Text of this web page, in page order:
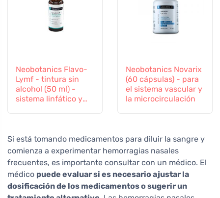
Neobotanics Flavo-
Lymf - tintura sin
alcohol (50 ml) -
sistema linfático y
Neobotanics Novarix
(60 cápsulas) - para
el sistema vascular y
la microcirculación
Si está tomando medicamentos para diluir la sangre y
comienza a experimentar hemorragias nasales
frecuentes, es importante consultar con un médico. El
médico puede evaluar si es necesario ajustar la
dosificación de los medicamentos o sugerir un